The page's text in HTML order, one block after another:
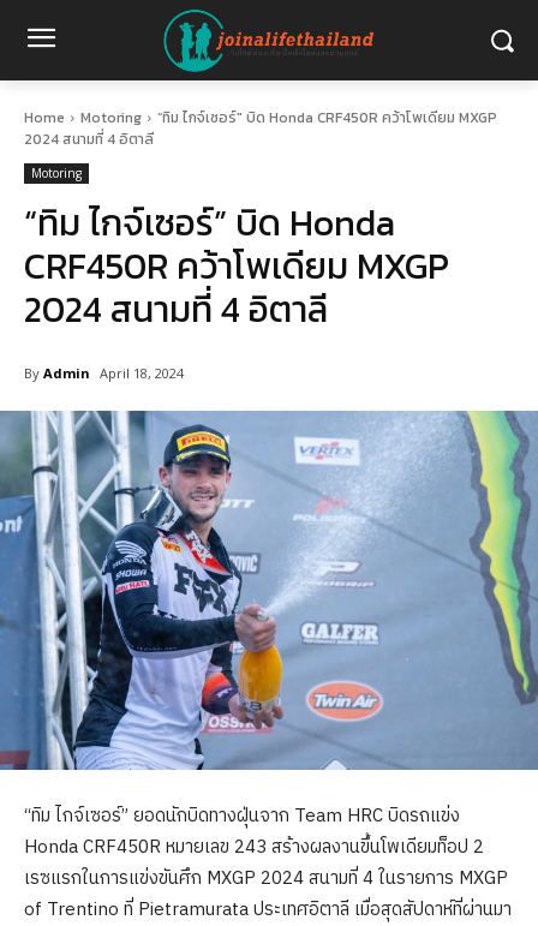
Home Motoring
“ทิม ไกจ์เซอร์" บิด Honda CRF450R คว้าโพเดียม MXGP
2024 สนามที่ 4 อิตาลี
Motoring
“ทิม ไกจ์เซอร์” บิด Honda
CRF450R คว้าโพเดียม MXGP
2024 สนามที่ 4 อิตาลี
By Admin April 18, 2024
“ทิม ไกจ์เซอร์” ยอดนักบิดทางฝุ่นจาก Team HRC บิดรถแข่ง
Honda CRF450R หมายเลข 243 สร้างผลงานขึ้นโพเดียมท็อป 2
เรซแรกในการแข่งขันศึก MXGP 2024 สนามที่ 4 ในรายการ MXGP
of Trentino ที่ Pietramurata ประเทศอิตาลี เมื่อสุดสัปดาห์ที่ผ่านมา